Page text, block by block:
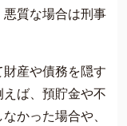
悪質な場合は刑事
産や債務を隠す
ば、預貯金や不
かった場合や、